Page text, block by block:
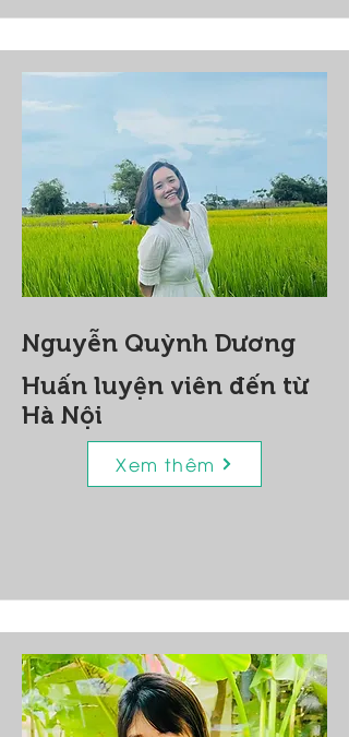
Nguyễn Quỳnh Dương
Huấn luyện viên đến từ
Hà Nội
Xem thêm